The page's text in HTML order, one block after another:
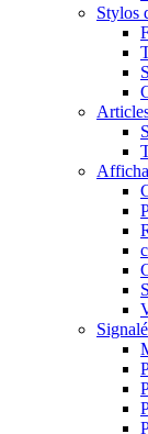
Stylos